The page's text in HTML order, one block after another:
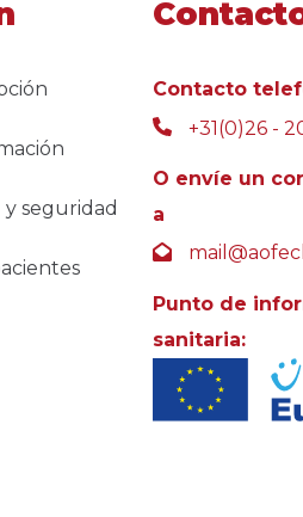
y seguridad
Contacto
+31(0)26 -
O envíe un
a
Punto de
sanitaria: